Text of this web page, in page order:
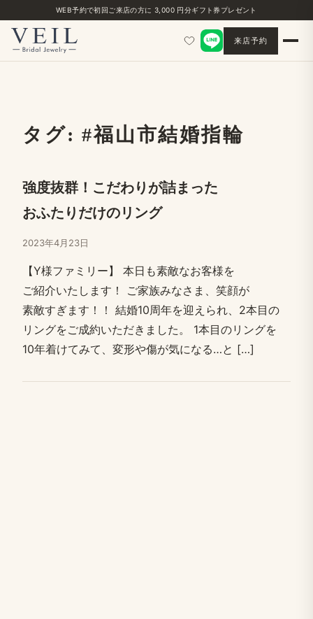
WEB予約で​初回ご来店の​方に​ 3,000 円分ギフト券プレゼント
来店予約
タグ:#福山市結婚​指輪
強度抜群！​こだわりが​詰まった​
おふたりだけの​リング
2023年4月23日
【Y様ファミリー】 本日も​素敵な​お客様を​
ご紹介いたします！​ ご家族みなさま、笑顔が​
素敵すぎます！！​ 結婚​10周年を​迎えられ、​2本目の​
リングを​ご成約いただきました。​ 1本目の​リングを​
10年着けてみて、​変形や​傷が​気に​なる…と​ […​]